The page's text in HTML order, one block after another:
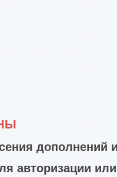
дополнений
авторизации